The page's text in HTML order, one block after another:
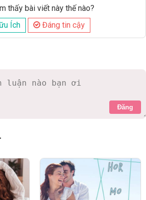
thấy bài viết này thế nào?
Ích
Đáng tin cậy
Đăng